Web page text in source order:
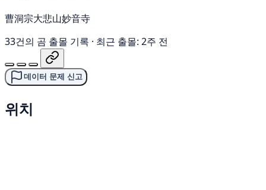
曹洞宗大悲山妙音寺
33건의 곰 출몰 기록 · 최근 출몰: 2주 전
데이터 문제 신고
위치